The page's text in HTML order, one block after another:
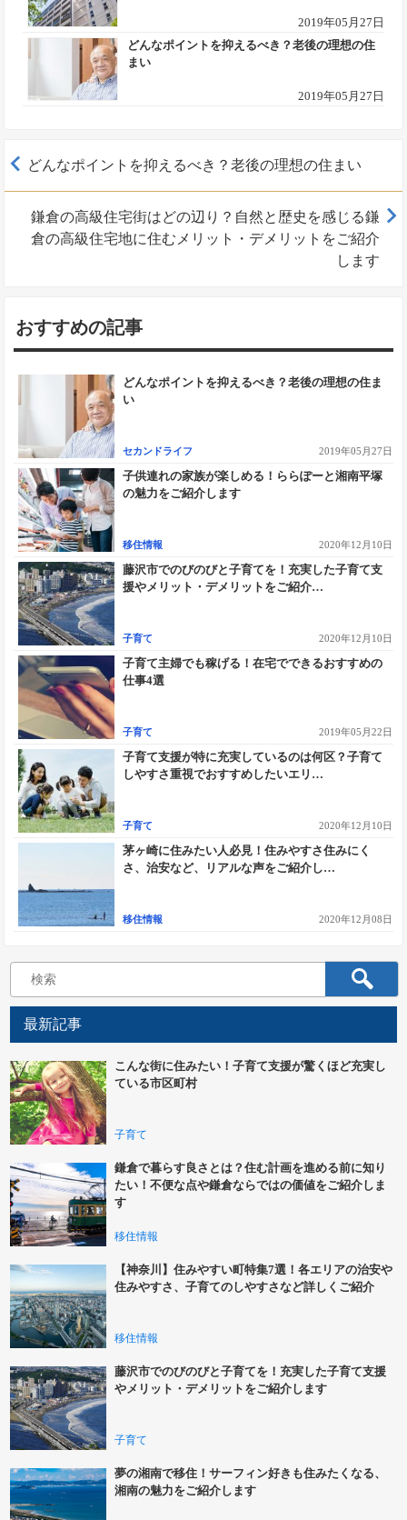
2019年05月27日
どんなポイントを抑えるべき？老後の理想の住
まい
2019年05月27日
どんなポイントを抑えるべき？老後の理想の住まい
鎌倉の高級住宅街はどの辺り？自然と歴史を感じる鎌
倉の高級住宅地に住むメリット・デメリットをご紹介
します
おすすめの記事
どんなポイントを抑えるべき？老後の理想の住ま
い
セカンドライフ 2019年05月27日
子供連れの家族が楽しめる！ららぽーと湘南平塚
の魅力をご紹介します
移住情報 2020年12月10日
藤沢市でのびのびと子育てを！充実した子育て支
援やメリット・デメリットをご紹介…
子育て 2020年12月10日
子育て主婦でも稼げる！在宅でできるおすすめの
仕事4選
子育て 2019年05月22日
子育て支援が特に充実しているのは何区？子育て
しやすさ重視でおすすめしたいエリ…
子育て 2020年12月10日
茅ヶ崎に住みたい人必見！住みやすさ住みにく
さ、治安など、リアルな声をご紹介し…
移住情報 2020年12月08日
最新記事
こんな街に住みたい！子育て支援が驚くほど充実し
ている市区町村
子育て
鎌倉で暮らす良さとは？住む計画を進める前に知り
たい！不便な点や鎌倉ならではの価値をご紹介しま
す
移住情報
【神奈川】住みやすい町特集7選！各エリアの治安や
住みやすさ、子育てのしやすさなど詳しくご紹介
移住情報
藤沢市でのびのびと子育てを！充実した子育て支援
やメリット・デメリットをご紹介します
子育て
夢の湘南で移住！サーフィン好きも住みたくなる、
湘南の魅力をご紹介します